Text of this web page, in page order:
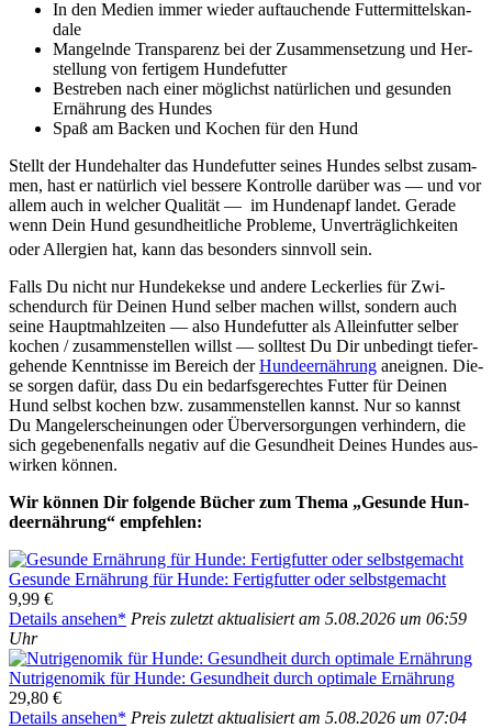
In den Medi­en immer wie­der auf­tau­chen­de Fut­ter­mit­tel­skan­
da­le
Man­geln­de Trans­pa­renz bei der Zusam­men­set­zung und Her­
stel­lung von fer­ti­gem Hun­de­fut­ter
Bestre­ben nach einer mög­lichst natür­li­chen und gesun­den
Ernäh­rung des Hun­des
Spaß am Backen und Kochen für den Hund
Stellt der Hun­de­hal­ter das Hun­de­fut­ter sei­nes Hun­des selbst zusam­
men, hast er natür­lich viel bes­se­re Kon­trol­le dar­über was — und vor
allem auch in wel­cher Qua­li­tät — im Hun­de­napf lan­det. Gera­de
wenn Dein Hund gesund­heit­li­che Pro­ble­me, Unver­träg­lich­kei­ten
oder All­er­gien hat, kann das beson­ders sinn­voll sein.
Falls Du nicht nur Hun­de­kek­se und ande­re Lecker­lies für Zwi­
schen­durch für Dei­nen Hund sel­ber machen willst, son­dern auch
sei­ne Haupt­mahl­zei­ten — also Hun­de­fut­ter als Allein­fut­ter sel­ber
kochen / zusam­men­stel­len willst — soll­test Du Dir unbe­dingt tie­fer­
ge­hen­de Kennt­nis­se im Bereich derHun­de­er­näh­rung aneig­nen. Die­
se sor­gen dafür, dass Du ein bedarfs­ge­rech­tes Fut­ter für Dei­nen
Hund selbst kochen bzw. zusam­men­stel­len kannst. Nur so kannst
Du Man­gel­er­schei­nun­gen oder Über­ver­sor­gun­gen ver­hin­dern, die
sich gege­be­nen­falls nega­tiv auf die Gesund­heit Dei­nes Hun­des aus­
wir­ken kön­nen.
Wir kön­nen Dir fol­gen­de Bücher zum The­ma „Gesun­de Hun­
de­er­näh­rung“ emp­feh­len:
Gesun­de Ernäh­rung für Hun­de: Fer­tig­fut­ter oder selbst­ge­macht
9,99 €
Details anse­hen* Preis zuletzt aktua­li­siert am 5.08.2026 um 06:59
Uhr
Nut­ri­ge­no­mik für Hun­de: Gesund­heit durch opti­ma­le Ernäh­rung
29,80 €
Details anse­hen* Preis zuletzt aktua­li­siert am 5.08.2026 um 07:04